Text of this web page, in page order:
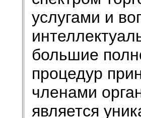
услугами и
большие
процедур
членами
является